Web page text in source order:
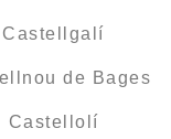
de Bages
Castellolí